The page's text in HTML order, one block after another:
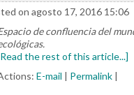
on agosto 17, 2016 15:06
de confluencia del
the rest of this article...]
E-mail | Permalink |